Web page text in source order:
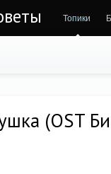
Топики
(OST